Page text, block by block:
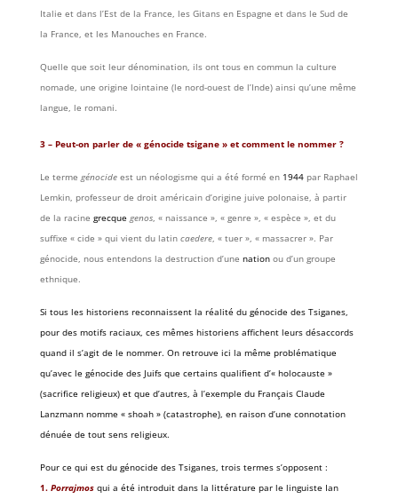
Italie et dans l’Est de la France, les Gitans en Espagne et dans le Sud de
la France, et les Manouches en France.
Quelle que soit leur dénomination, ils ont tous en commun la culture
nomade, une origine lointaine (le nord-ouest de l’Inde) ainsi qu’une même
langue, le romani.
3 – Peut-on parler de « génocide tsigane » et comment le nommer ?
Le terme génocideest un néologisme qui a été formé en 1944par Raphael
Lemkin, professeur de droit américain d’origine juive polonaise, à partir
de la racine grecque genos, « naissance », « genre », « espèce », et du
suffixe « cide » qui vient du latin caedere, « tuer », « massacrer ». Par
génocide, nous entendons la destruction d’une nationou d’un groupe
ethnique.
Si tous les historiens reconnaissent la réalité du génocide des Tsiganes,
pour des motifs raciaux, ces mêmes historiens affichent leurs désaccords
quand il s’agit de le nommer. On retrouve ici la même problématique
qu’avec le génocide des Juifs que certains qualifient d’« holocauste »
(sacrifice religieux) et que d’autres, à l’exemple du Français Claude
Lanzmann nomme « shoah » (catastrophe), en raison d’une connotation
dénuée de tout sens religieux.
Pour ce qui est du génocide des Tsiganes, trois termes s’opposent :
1. Porrajmosqui a été introduit dans la littérature par le linguiste Ian